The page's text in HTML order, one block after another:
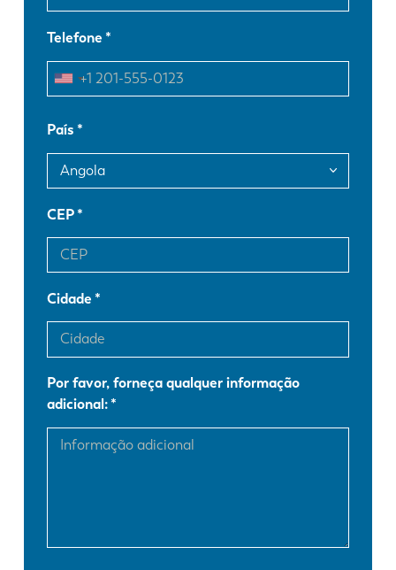
Telefone
País
CEP
Cidade
Por favor, forneça qualquer informação
adicional:
EN NL
FR
DE
ES PT-PT
PL